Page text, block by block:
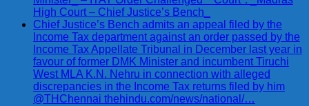
High Court – Chief Justice’s Bench_
Chief Justice’s Bench admits an appeal filed by the
Income Tax department against an order passed by the
Income Tax Appellate Tribunal in December last year in
favour of former DMK Minister and incumbent Tiruchi
West MLA K.N. Nehru in connection with alleged
discrepancies in the Income Tax returns filed by him
@THChennai thehindu.com/news/national/…